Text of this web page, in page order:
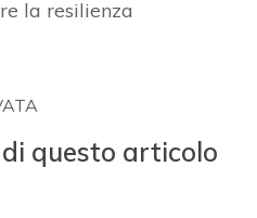
la resilienza
questo articolo